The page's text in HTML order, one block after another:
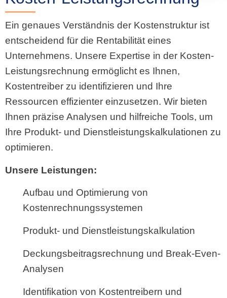
Ein genaues Verständnis der Kostenstruktur ist
entscheidend für die Rentabilität eines
Unternehmens. Unsere Expertise in der Kosten-
Leistungsrechnung ermöglicht es Ihnen,
Kostentreiber zu identifizieren und Ihre
Ressourcen effizienter einzusetzen. Wir bieten
Ihnen präzise Analysen und hilfreiche Tools, um
Ihre Produkt- und Dienstleistungskalkulationen zu
optimieren.
Unsere Leistungen:
Aufbau und Optimierung von
Kostenrechnungssystemen
Produkt- und Dienstleistungskalkulation
Deckungsbeitragsrechnung und Break-Even-
Analysen
Identifikation von Kostentreibern und